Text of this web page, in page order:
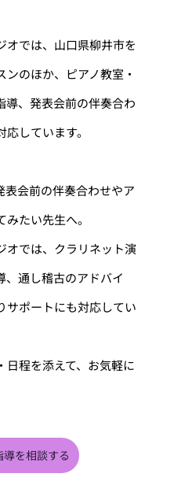
オでは、山口県柳井市を
のほか、ピアノ教室・
導、発表会前の伴奏合わ
しています。
表会前の伴奏合わせやア
たい先生へ。
オでは、クラリネット演
、通し稽古のアドバイ
サポートにも対応してい
日程を添えて、お気軽に
を相談する